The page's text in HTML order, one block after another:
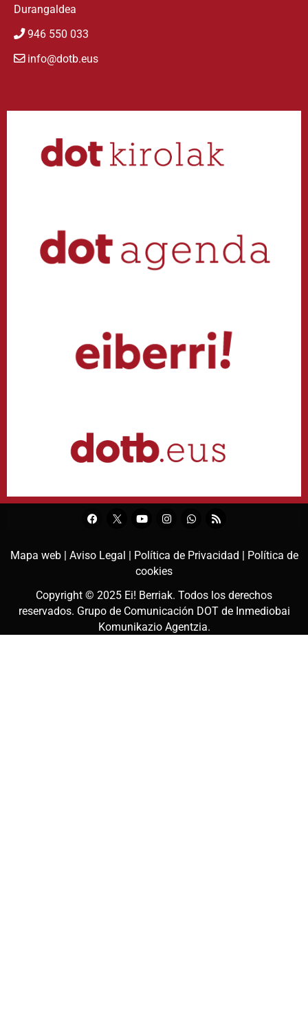
Durangaldea
946 550 033
info@dotb.eus
Mapa web | Aviso Legal | Política de Privacidad |
Política de
cookies
Copyright © 2025 Ei! Berriak. Todos los derechos
reservados. Grupo de Comunicación DOT de Inmediobai
Komunikazio Agentzia.